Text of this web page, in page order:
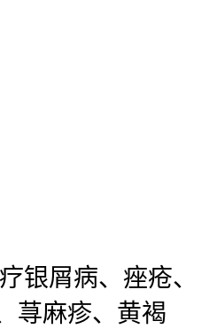
银屑病、痤疮、
荨麻疹、黄褐